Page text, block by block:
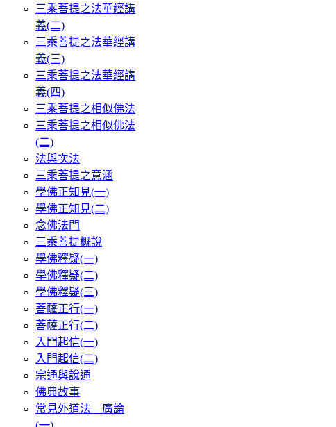
三乘菩提之法華經講
義(二)
三乘菩提之法華經講
義(三)
三乘菩提之法華經講
義(四)
三乘菩提之相似佛法
三乘菩提之相似佛法
(二)
法與次法
三乘菩提之意涵
學佛正知見(一)
學佛正知見(二)
念佛法門
三乘菩提概說
學佛釋疑(一)
學佛釋疑(二)
學佛釋疑(三)
菩薩正行(一)
菩薩正行(二)
入門起信(一)
入門起信(二)
宗通與說通
佛典故事
常見外道法—廣論